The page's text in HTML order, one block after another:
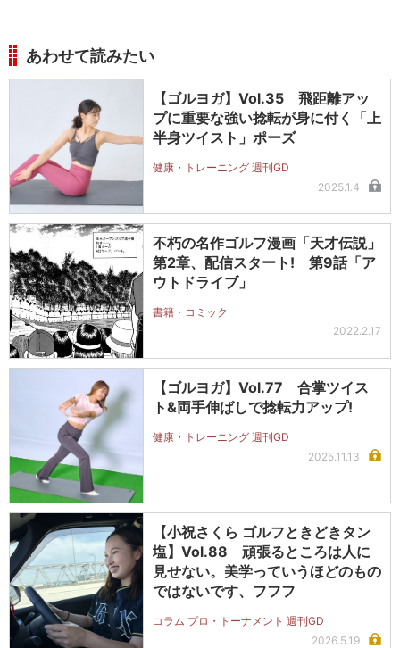
あわせて読みたい
【ゴルヨガ】Vol.35 飛距離アッ
プに重要な強い捻転が身に付く「上
半身ツイスト」ポーズ
健康・トレーニング 週刊GD
2025.1.4
不朽の名作ゴルフ漫画「天才伝説」
第2章、配信スタート! 第9話「ア
ウトドライブ」
書籍・コミック
2022.2.17
【ゴルヨガ】Vol.77 合掌ツイス
ト&両手伸ばしで捻転力アップ!
健康・トレーニング 週刊GD
2025.11.13
【小祝さくら ゴルフときどきタン
塩】Vol.88 頑張るところは人に
見せない。美学っていうほどのもの
ではないです、フフフ
コラム プロ・トーナメント 週刊GD
2026.5.19